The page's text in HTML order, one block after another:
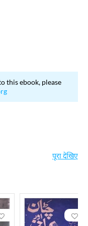
this ebook, please
पूरा देखिए